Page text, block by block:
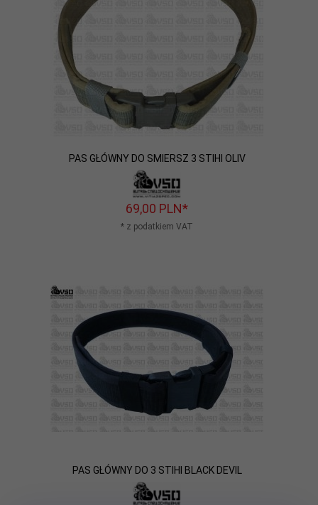
PAS GŁÓWNY DO SMIERSZ 3 STIHI OLIV
69,00 PLN*
* z podatkiem VAT
PAS GŁÓWNY DO 3 STIHI BLACK DEVIL